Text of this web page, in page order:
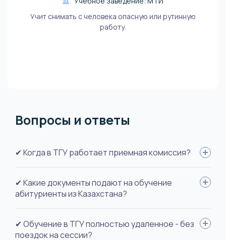
Учит снимать с человека опасную или рутинную
работу.
Вопросы и ответы
✔ Когда в ТГУ работает приемная комиссия?
Тольяттинский государственный университет зачисляет
абитуриентов на обучение дважды в год - в сентябре и
декабре.
✔ Какие документы подают на обучение
абитуриенты из Казахстана?
Для поступления необходимы: удостоверение личности,
документ об образовании с выпиской оценок, документ
✔ Обучение в ТГУ полностью удаленное - без
поездок на сессии?